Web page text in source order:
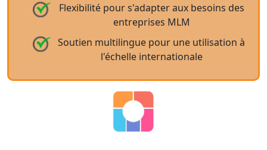
Flexibilité pour s'adapter aux besoins des
entreprises MLM
Soutien multilingue pour une utilisation à
l'échelle internationale